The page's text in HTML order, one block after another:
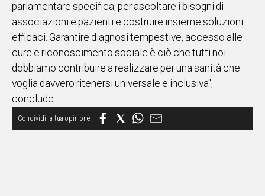
WHATSAPP
Social
parlamentare specifica, per ascoltare i bisogni di
associazioni e pazienti e costruire insieme soluzioni
efficaci. Garantire diagnosi tempestive, accesso alle
cure e riconoscimento sociale è ciò che tutti noi
dobbiamo contribuire a realizzare per una sanità che
voglia davvero ritenersi universale e inclusiva",
conclude.